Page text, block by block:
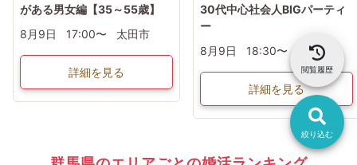
絞り込む
閲覧履歴
がある男女編【35～55歳】
8月9日
17:00〜 太田市
詳細を見る
30代中心社会人BIGパーティ
ー
8月9日
18:30〜 太田市
詳細を見る